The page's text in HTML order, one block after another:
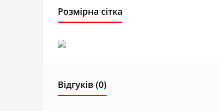
Розмірна сітка
Відгуків (0)